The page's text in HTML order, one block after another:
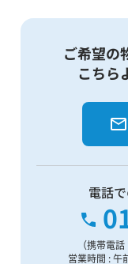
ご希望の
こちら
電話
（携帯電
営業時間 : 午